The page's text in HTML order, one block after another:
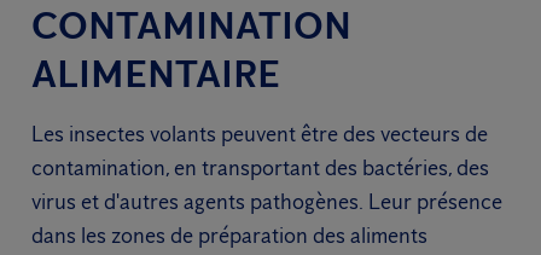
CONTAMINATION
ALIMENTAIRE
Les insectes volants peuvent être des vecteurs de
contamination, en transportant des bactéries, des
virus et d'autres agents pathogènes. Leur présence
dans les zones de préparation des aliments